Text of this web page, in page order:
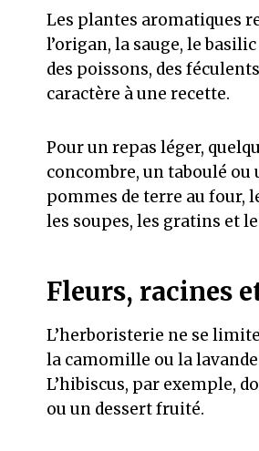
Les plantes aromatiques
l’origan, la sauge, le
des poissons, des
caractère à une recette.
Pour un repas léger,
concombre, un taboulé ou
pommes de terre au four,
les soupes, les gratins et
Fleurs, racines
L’herboristerie ne se
la camomille ou la
L’hibiscus, par exemple,
ou un dessert fruité.